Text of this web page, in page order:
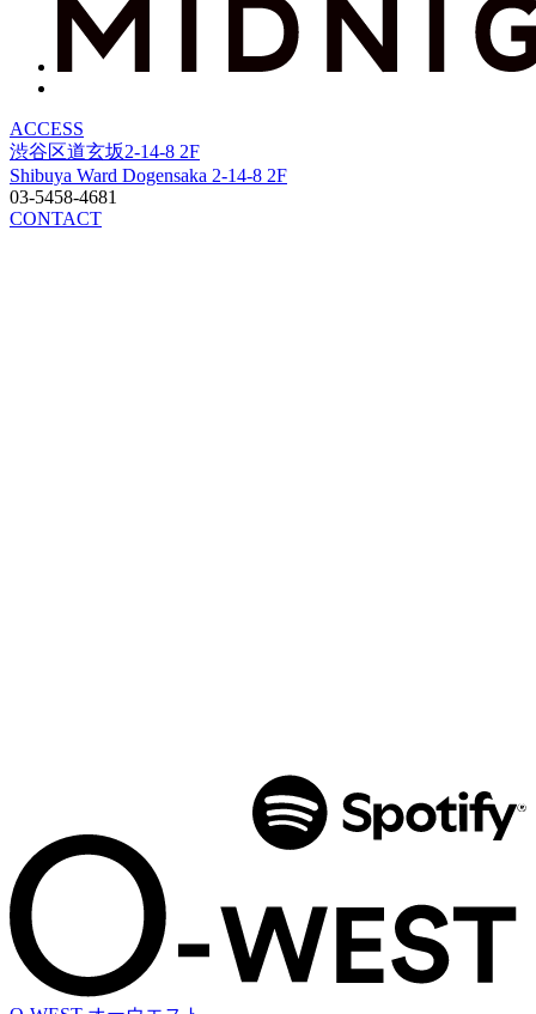
ACCESS
渋谷区道玄坂2-14-8 2F
Shibuya Ward Dogensaka 2-14-8 2F
03-5458-4681
CONTACT